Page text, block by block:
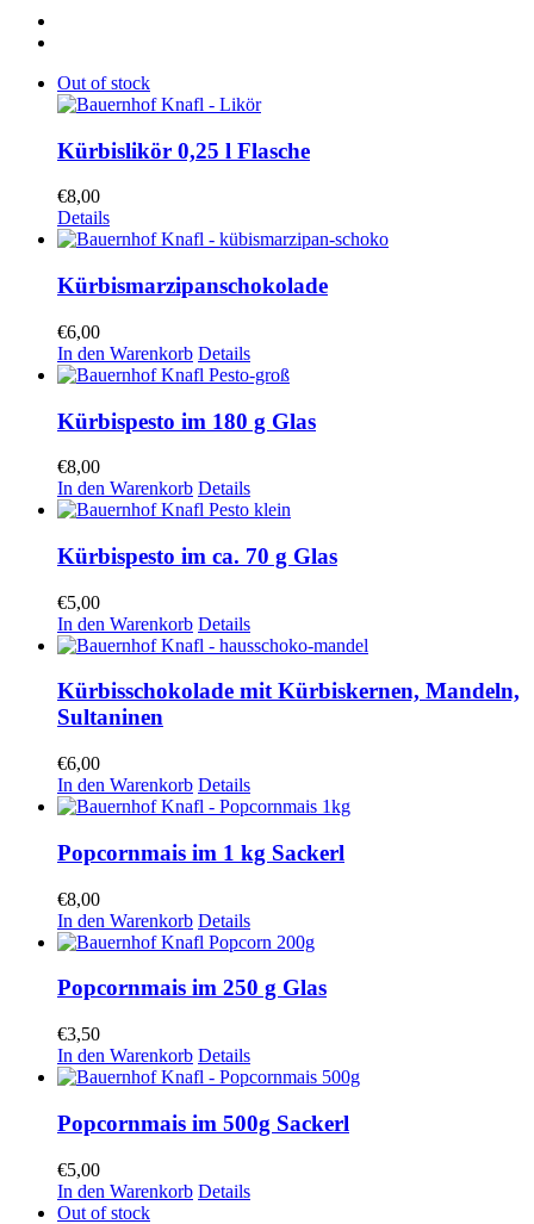
Out of stock
Kürbislikör 0,25 l Flasche
€8,00
Details
Kürbismarzipanschokolade
€6,00
In den Warenkorb Details
Kürbispesto im 180 g Glas
€8,00
In den Warenkorb Details
Kürbispesto im ca. 70 g Glas
€5,00
In den Warenkorb Details
Kürbisschokolade mit Kürbiskernen, Mandeln,
Sultaninen
€6,00
In den Warenkorb Details
Popcornmais im 1 kg Sackerl
€8,00
In den Warenkorb Details
Popcornmais im 250 g Glas
€3,50
In den Warenkorb Details
Popcornmais im 500g Sackerl
€5,00
In den Warenkorb Details
Out of stock